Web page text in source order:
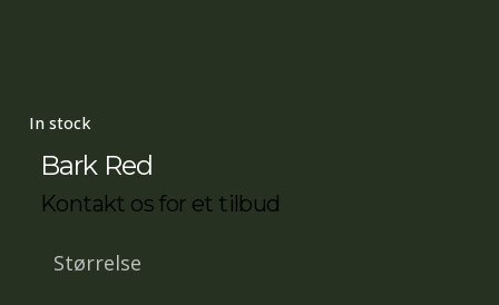
In stock
Bark Red
Kontakt os for et tilbud